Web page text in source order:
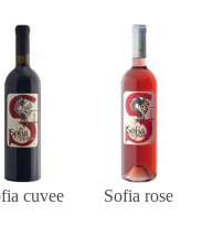
cuvee Sofia rose